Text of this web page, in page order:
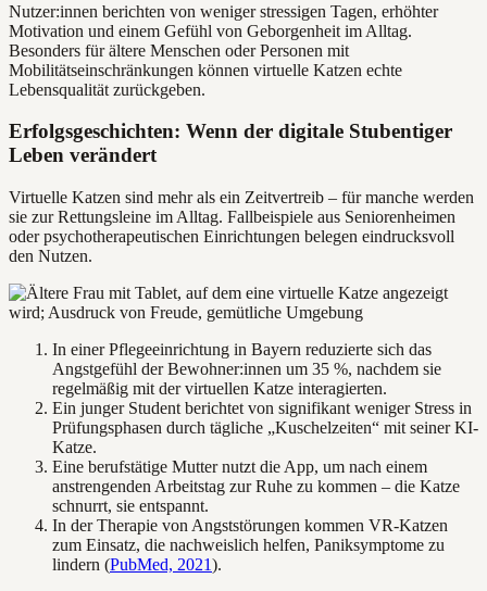
Nutzer:innen berichten von weniger stressigen Tagen, erhöhter
Motivation und einem Gefühl von Geborgenheit im Alltag.
Besonders für ältere Menschen oder Personen mit
Mobilitätseinschränkungen können virtuelle Katzen echte
Lebensqualität zurückgeben.
Erfolgsgeschichten: Wenn der digitale Stubentiger
Leben verändert
Virtuelle Katzen sind mehr als ein Zeitvertreib – für manche werden
sie zur Rettungsleine im Alltag. Fallbeispiele aus Seniorenheimen
oder psychotherapeutischen Einrichtungen belegen eindrucksvoll
den Nutzen.
In einer Pflegeeinrichtung in Bayern reduzierte sich das
Angstgefühl der Bewohner:innen um 35 %, nachdem sie
regelmäßig mit der virtuellen Katze interagierten.
Ein junger Student berichtet von signifikant weniger Stress in
Prüfungsphasen durch tägliche „Kuschelzeiten“ mit seiner KI-
Katze.
Eine berufstätige Mutter nutzt die App, um nach einem
anstrengenden Arbeitstag zur Ruhe zu kommen – die Katze
schnurrt, sie entspannt.
In der Therapie von Angststörungen kommen VR-Katzen
zum Einsatz, die nachweislich helfen, Paniksymptome zu
lindern (PubMed, 2021).